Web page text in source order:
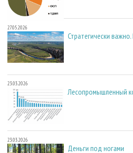
27.05.2026
Стратегически
23.03.2026
Лесопромышленный
23.03.2026
Деньги под ногами